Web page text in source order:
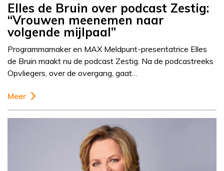
Elles de Bruin over podcast Zestig:
“Vrouwen meenemen naar
volgende mijlpaal”
Programmamaker en MAX Meldpunt-presentatrice Elles
de Bruin maakt nu de podcast Zestig. Na de podcastreeks
Opvliegers, over de overgang, gaat…
Meer